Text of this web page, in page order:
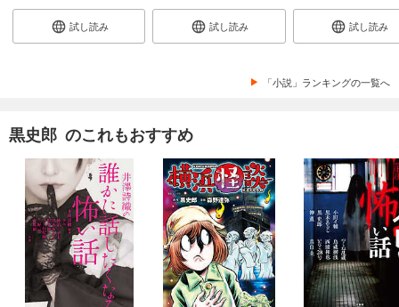
試し読み 試し読み 試し読み
「小説」ランキングの一覧へ
黒史郎 のこれもおすすめ